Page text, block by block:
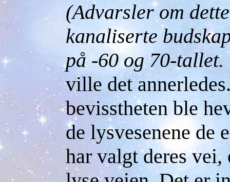
(Advarsler om
kanaliserte
på -60 og 70-
ville det
bevisstheten ble
de lysvesenene de
har valgt deres vei,